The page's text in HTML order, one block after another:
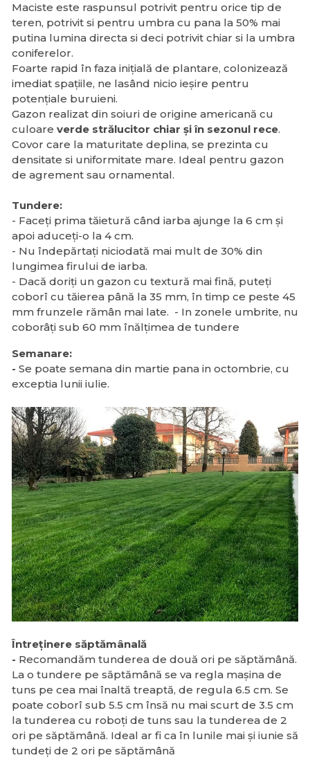
Maciste este raspunsul potrivit pentru orice tip de
teren, potrivit si pentru umbra cu pana la 50% mai
putina lumina directa si deci potrivit chiar si la umbra
coniferelor.
Foarte rapid în faza inițială de plantare, colonizează
imediat spațiile, ne lasând nicio ieșire pentru
potențiale buruieni.
Gazon realizat din soiuri de origine americană cu
culoare verde strălucitor chiar și în sezonul rece.
Covor care la maturitate deplina, se prezinta cu
densitate si uniformitate mare. Ideal pentru gazon
de agrement sau ornamental.
Tundere:
- Faceți prima tăietură când iarba ajunge la 6 cm și
apoi aduceți-o la 4 cm.
- Nu îndepărtați niciodată mai mult de 30% din
lungimea firului de iarba.
- Dacă doriți un gazon cu textură mai fină, puteți
coborî cu tăierea până la 35 mm, în timp ce peste 45
mm frunzele rămân mai late. - In zonele umbrite, nu
coborâți sub 60 mm înălțimea de tundere
Semanare:
- Se poate semana din martie pana in octombrie, cu
exceptia lunii iulie.
Întreținere săptămânală
- Recomandăm tunderea de două ori pe săptămână.
La o tundere pe săptămână se va regla mașina de
tuns pe cea mai înaltă treaptă, de regula 6.5 cm. Se
poate coborî sub 5.5 cm însă nu mai scurt de 3.5 cm
la tunderea cu roboți de tuns sau la tunderea de 2
ori pe săptămână. Ideal ar fi ca în lunile mai și iunie să
tundeți de 2 ori pe săptămână